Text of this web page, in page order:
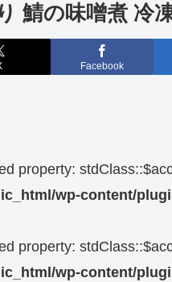
鯖の味噌煮 冷
Facebook
property:
wp-content/
property:
wp-content/